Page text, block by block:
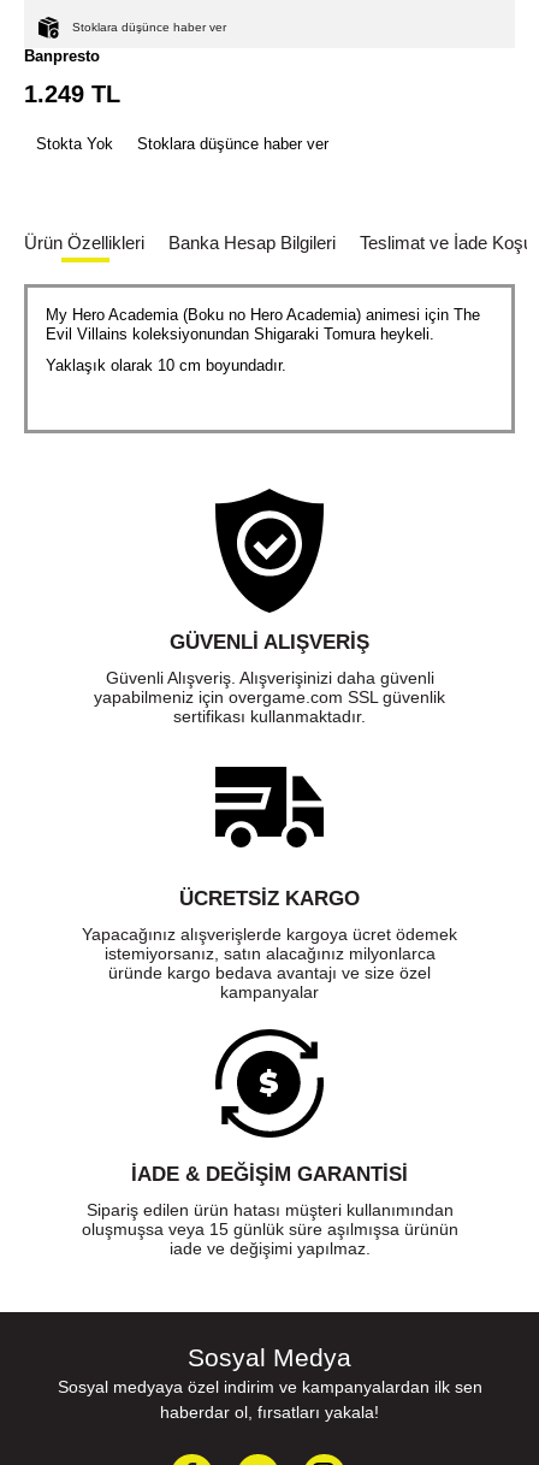
Stoklara düşünce haber ver
Banpresto
1.249 TL
Stokta Yok Stoklara düşünce haber ver
Ürün Özellikleri Banka Hesap Bilgileri Teslimat ve İade
My Hero Academia (Boku no Hero Academia) animesi için The
Evil Villains koleksiyonundan Shigaraki Tomura heykeli.
Yaklaşık olarak 10 cm boyundadır.
GÜVENLI ALIŞVERIŞ
Güvenli Alışveriş. Alışverişinizi daha güvenli
yapabilmeniz için overgame.com SSL güvenlik
sertifikası kullanmaktadır.
ÜCRETSIZ KARGO
Yapacağınız alışverişlerde kargoya ücret ödemek
istemiyorsanız, satın alacağınız milyonlarca
üründe kargo bedava avantajı ve size özel
kampanyalar
İADE & DEĞİŞİM GARANTİSİ
Sipariş edilen ürün hatası müşteri kullanımından
oluşmuşsa veya 15 günlük süre aşılmışsa ürünün
iade ve değişimi yapılmaz.
Sosyal Medya
Sosyal medyaya özel indirim ve kampanyalardan ilk sen
haberdar ol, fırsatları yakala!